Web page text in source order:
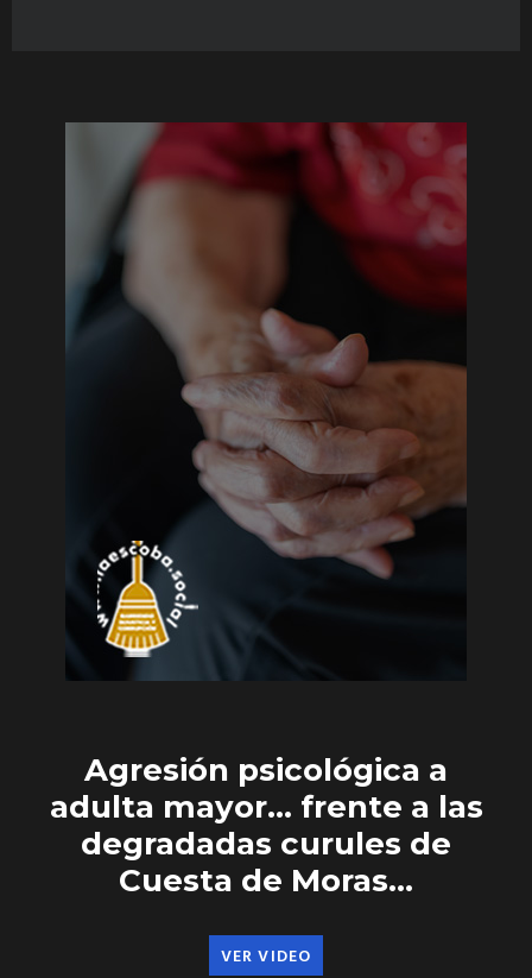
Agresión psicológica a
adulta mayor… frente a las
degradadas curules de
Cuesta de Moras…
VER VIDEO